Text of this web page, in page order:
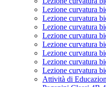
Lezione curvatura
Lezione curvatura
Lezione curvatura
Lezione curvatura
Lezione curvatura
Lezione curvatura
Lezione curvatura
Lezione curvatura
Attività di